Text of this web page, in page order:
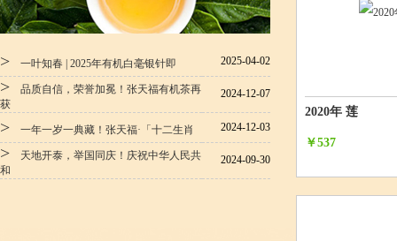
> 一叶知春 | 2025年有机白毫银针即 2025-04-02
> 品质自信，荣誉加冕！张天福有机茶再
获
2024-12-07
> 一年一岁一典藏！张天福·「十二生肖 2024-12-03
> 天地开泰，举国同庆！庆祝中华人民共
和
2024-09-30
2020年 莲
￥537